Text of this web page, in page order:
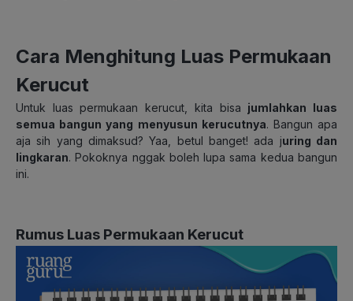
Cara Menghitung Luas Permukaan
Kerucut
Untuk luas permukaan kerucut, kita bisa jumlahkan luas
semua bangun yang menyusun kerucutnya. Bangun apa
aja sih yang dimaksud? Yaa, betul banget! ada juring dan
lingkaran. Pokoknya nggak boleh lupa sama kedua bangun
ini.
Rumus Luas Permukaan Kerucut